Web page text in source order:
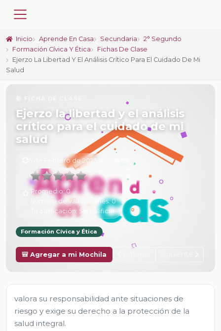
Inicio Aprende En Casa Secundaria
2° Segundo
Formación Cívica Y Ética
Fichas De Clase
Ejerzo La Libertad Y El Análisis Crítico Para El Cuidado De Mi
Salud
Ejerzo la libertad y el análisis
crítico para el cuidado de mi
salud
6 de Febrero de 2025 a las 16:59
Promedio:0
Número de valoraciones:0
Tu calificación: Sin calificar
Formación Cívica y Ética
🎒 Agregar a mi Mochila
valora su responsabilidad ante situaciones de
riesgo y exige su derecho a la protección de la
salud integral.